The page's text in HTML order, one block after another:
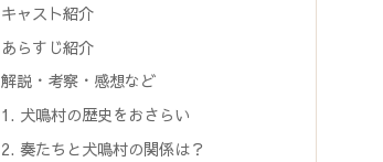
キャスト紹介
あらすじ紹介
解説・考察・感想など
犬鳴村の歴史をおさらい
奏たちと犬鳴村の関係は？